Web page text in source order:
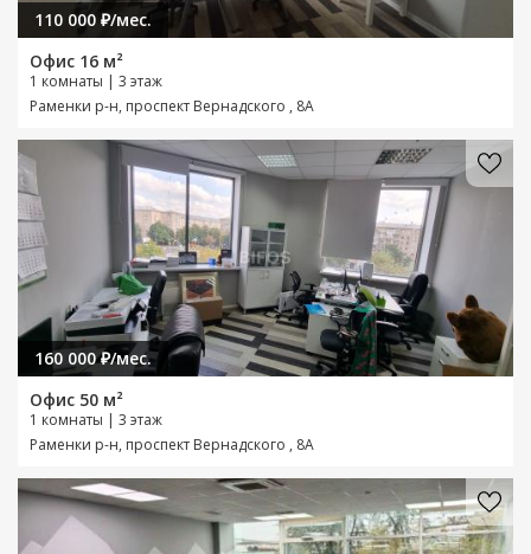
110 000 ₽/мес.
Офис 16 м²
1 комнаты | 3 этаж
Раменки р-н, проспект Вернадского , 8А
160 000 ₽/мес.
Офис 50 м²
1 комнаты | 3 этаж
Раменки р-н, проспект Вернадского , 8А